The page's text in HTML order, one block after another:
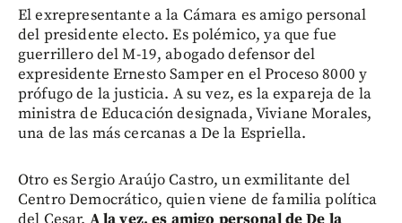
El exrepresentante a la Cámara es amigo personal
del presidente electo. Es polémico, ya que fue
guerrillero del M-19, abogado defensor del
expresidente Ernesto Samper en el Proceso 8000 y
prófugo de la justicia. A su vez, es la expareja de la
ministra de Educación designada, Viviane Morales,
una de las más cercanas a De la Espriella.
Otro es Sergio Araújo Castro, un exmilitante del
Centro Democrático, quien viene de familia política